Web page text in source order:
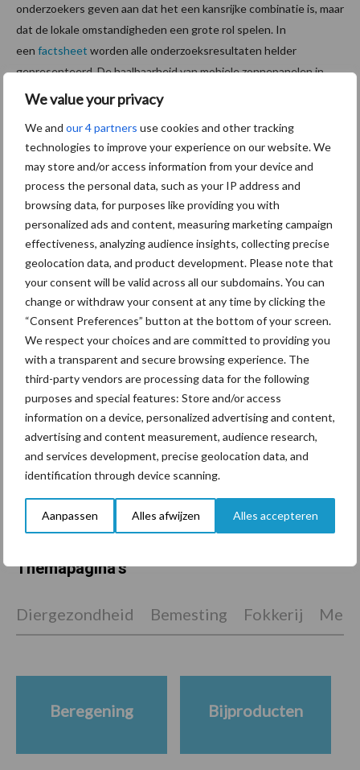
We value your privacy
We and our 4 partners use cookies and other tracking
technologies to improve your experience on our website. We
may store and/or access information from your device and
process the personal data, such as your IP address and
browsing data, for purposes like providing you with
personalized ads and content, measuring marketing campaign
effectiveness, analyzing audience insights, collecting precise
geolocation data, and product development. Please note that
your consent will be valid across all our subdomains. You can
change or withdraw your consent at any time by clicking the
“Consent Preferences” button at the bottom of your screen.
We respect your choices and are committed to providing you
with a transparent and secure browsing experience. The
third-party vendors are processing data for the following
purposes and special features: Store and/or access
information on a device, personalized advertising and content,
advertising and content measurement, audience research,
and services development, precise geolocation data, and
identification through device scanning.
Aanpassen Alles afwijzen Alles accepteren
onderzoekers geven aan dat het een kansrijke combinatie is, maar
dat de lokale omstandigheden een grote rol spelen. In
een factsheet worden alle onderzoeksresultaten helder
gepresenteerd. De haalbaarheid van mobiele zonnepanelen in
een perceel met gewassen; hangt af van de situatie en moet per
Bron:Groen Kennisnet
Aanbevolen voor jou!
Grondstoffenmarkt blijft
grillig: droogte en
geopolitiek houden handel
in de greep
De speenhuid: een vaak
onderschatte risicofactor
voor mastitis
ForFarmers ziet volume en
marktaandeel groeien in
krimpende Nederlandse
markt
Themapagina's
Diergezondheid Bemesting Fokkerij
Beregening Bijproducten